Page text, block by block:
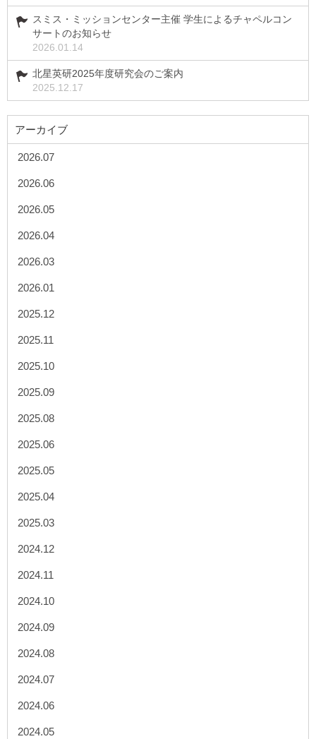
スミス・ミッションセンター主催 学生によるチャペルコン
サートのお知らせ
2026.01.14
北星英研2025年度研究会のご案内
2025.12.17
アーカイブ
2026.07
2026.06
2026.05
2026.04
2026.03
2026.01
2025.12
2025.11
2025.10
2025.09
2025.08
2025.06
2025.05
2025.04
2025.03
2024.12
2024.11
2024.10
2024.09
2024.08
2024.07
2024.06
2024.05